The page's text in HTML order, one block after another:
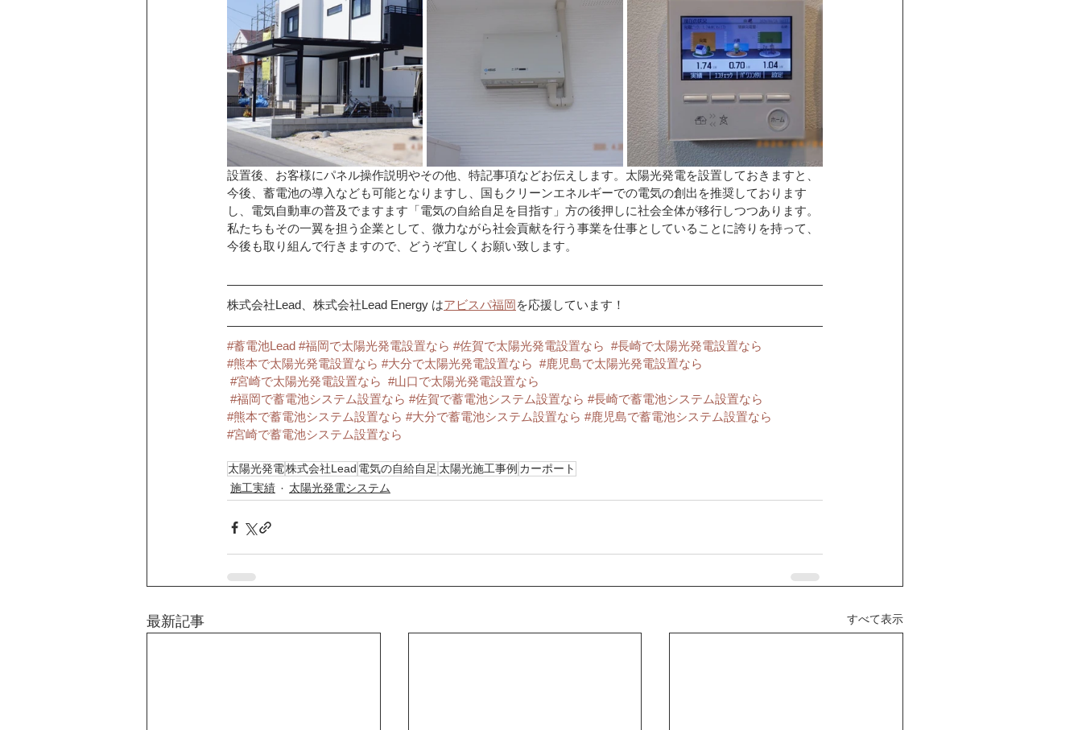
設置後、お客様にパネル操作説明やその他、特記事項などお伝えします。太陽光発電を設置しておきますと、
今後、蓄電池の導入なども可能となりますし、国もクリーンエネルギーでの電気の創出を推奨しております
し、電気自動車の普及でますます「電気の自給自足を目指す」方の後押しに社会全体が移行しつつあります。
私たちもその一翼を担う企業として、微力ながら社会貢献を行う事業を仕事としていることに誇りを持って、
今後も取り組んで行きますので、どうぞ宜しくお願い致します。
株式会社Lead、株式会社Lead Energy はアビスパ福岡を応援しています！
#蓄電池Lead #福岡で太陽光発電設置なら #佐賀で太陽光発電設置なら #長崎で太陽光発電設置なら
#熊本で太陽光発電設置なら #大分で太陽光発電設置なら #鹿児島で太陽光発電設置なら
#宮崎で太陽光発電設置なら #山口で太陽光発電設置なら
#福岡で蓄電池システム設置なら #佐賀で蓄電池システム設置なら #長崎で蓄電池システム設置なら
#熊本で蓄電池システム設置なら #大分で蓄電池システム設置なら #鹿児島で蓄電池システム設置なら
#宮崎で蓄電池システム設置なら
太陽光発電株式会社Lead 電気の自給自足 太陽光施工事例 カーポート
施工実績
太陽光発電システム
最新記事 すべて表示